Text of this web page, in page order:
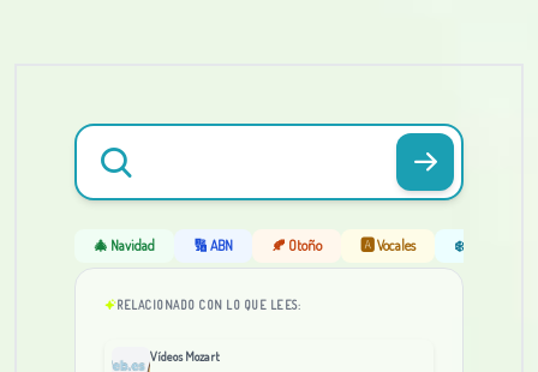
🎄 Navidad 🔢 ABN 🍂 Otoño 🅰️ Vocales ❄️ Invierno
RELACIONADO CON LO QUE LEES:
Vídeos Mozart